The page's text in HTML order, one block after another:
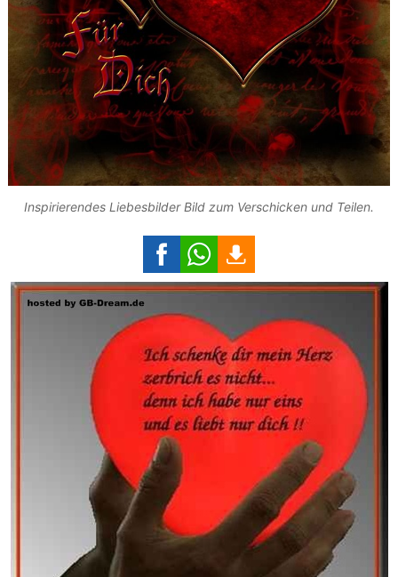
Inspirierendes Liebesbilder Bild zum Verschicken und Teilen.